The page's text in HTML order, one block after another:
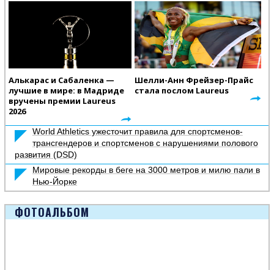
Алькарас и Сабаленка —
лучшие в мире: в Мадриде
вручены премии Laureus
2026
Шелли-Анн Фрейзер-Прайс
стала послом Laureus
World Athletics ужесточит правила для спортсменов-
трансгендеров и спортсменов с нарушениями полового
развития (DSD)
Мировые рекорды в беге на 3000 метров и милю пали в
Нью-Йорке
ФОТОАЛЬБОМ